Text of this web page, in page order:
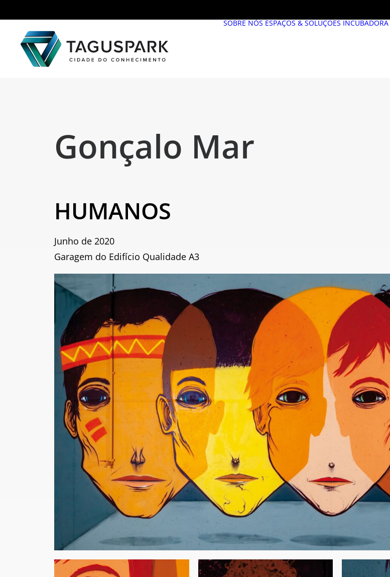
SOBRE NÓS ESPAÇOS & SOLUÇÕES INCUBADORA
Gonçalo Mar
HUMANOS
Junho de 2020
Garagem do Edifício Qualidade A3